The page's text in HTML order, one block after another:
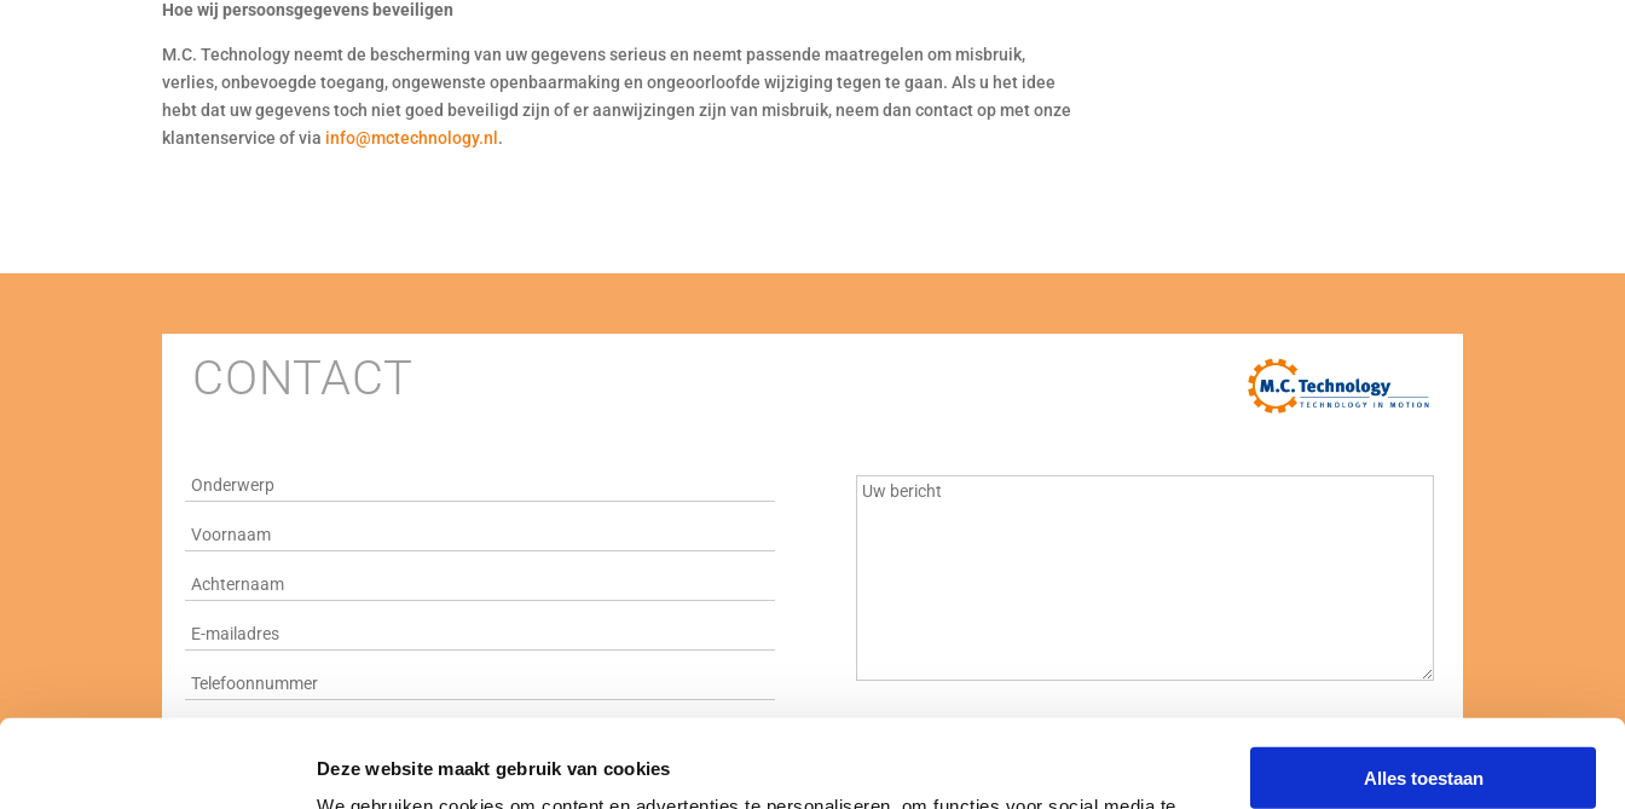
Deze website maakt gebruik van cookies
Alles toestaan
Hoe wij persoonsgegevens beveiligen
M.C. Technology neemt de bescherming van uw gegevens serieus en neemt passende maatregelen om misbruik,
verlies, onbevoegde toegang, ongewenste openbaarmaking en ongeoorloofde wijziging tegen te gaan. Als u het idee
hebt dat uw gegevens toch niet goed beveiligd zijn of er aanwijzingen zijn van misbruik, neem dan contact op met onze
klantenservice of via info@mctechnology.nl.
CONTACT